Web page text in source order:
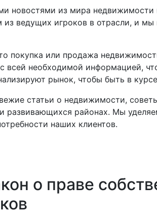
новостями из мира
ведущих игроков в отрасли, и
покупка или продажа
всей необходимой информацией,
рынок, чтобы быть в
статьи о недвижимости,
развивающихся районах. Мы
наших клиентов.
о праве